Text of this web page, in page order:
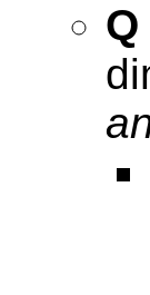
Q